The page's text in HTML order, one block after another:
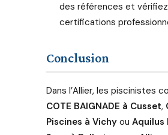
des références et
certifications
Conclusion
Dans l’Allier, les piscinistes
COTE BAIGNADE à Cusset,
Piscines à Vichyou Aquilus